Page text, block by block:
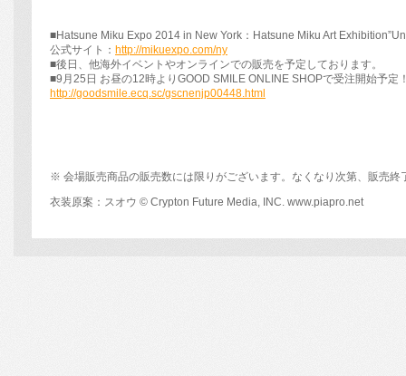
■Hatsune Miku Expo 2014 in New York：Hatsune Miku Art
公式サイト： http://mikuexpo.com/ny
■後日、他海外イベントやオンラインでの販売を予定しております。
■9月25日 お昼の12時よりGOOD SMILE ONLINE SHOPで受注開始予定
http://goodsmile.ecq.sc/gscnenjp00448.html
※ 会場販売商品の販売数には限りがございます。なくなり次第、販売終
衣装原案：スオウ © Crypton Future Media, INC. www.piapro.net